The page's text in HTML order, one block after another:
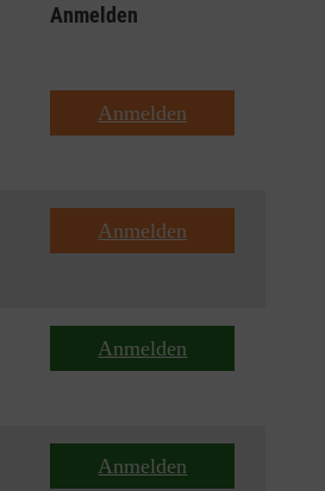
Anmelden
Anmelden
Anmelden
Anmelden
Anmelden